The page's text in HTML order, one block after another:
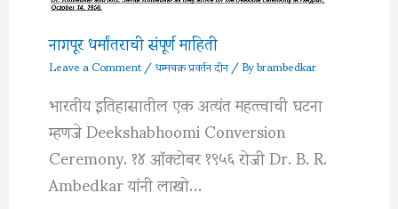
नागपूर धर्मांतराची संपूर्ण माहिती
Leave a Comment/धम्मचक्र प्रवर्तन दीन/ Bybrambedkar
भारतीय इतिहासातील एक अत्यंत महत्त्वाची घटना
म्हणजे Deekshabhoomi Conversion
Ceremony. १४ ऑक्टोबर १९५६ रोजी Dr. B. R.
Ambedkar यांनी लाखो…